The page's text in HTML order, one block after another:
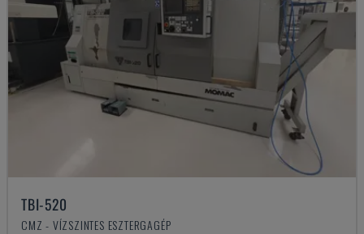
TBI-520
CMZ - VÍZSZINTES ESZTERGAGÉP